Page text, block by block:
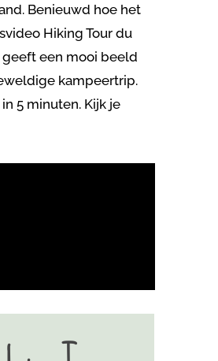
Benieuwd hoe het
Hiking Tour du
geeft een mooi beeld
kampeertrip.
5 minuten. Kijk je